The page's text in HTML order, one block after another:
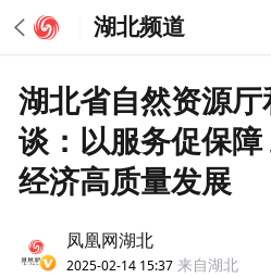
湖北频道
湖北省自然资源
谈：以服务促保
经济高质量发展
凤凰网湖北
2025-02-14 15:37 来自湖北